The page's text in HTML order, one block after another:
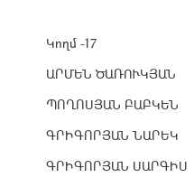
Կողմ -17
ԱՐՄԵՆ ԾԱՌՈՒԿՅԱՆ
ՊՈՂՈՍՅԱՆ ԲԱԲԿԵՆ
ԳՐԻԳՈՐՅԱՆ ՆԱՐԵԿ
ԳՐԻԳՈՐՅԱՆ ՍԱՐԳԻՍ